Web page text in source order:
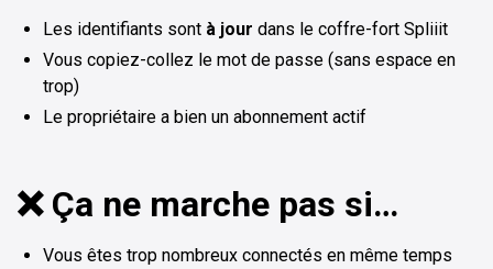
Les identifiants sont à jour dans le coffre-fort Spliiit
Vous copiez-collez le mot de passe (sans espace en
trop)
Le propriétaire a bien un abonnement actif
❌ Ça ne marche pas si…
Vous êtes trop nombreux connectés en même temps